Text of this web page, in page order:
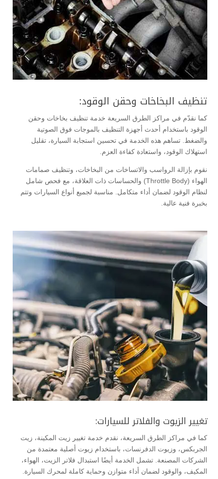
تنظيف البخاخات وحقن الوقود:
كما نقدّم في مراكز الطرق السريعة خدمة تنظيف بخاخات وحقن
الوقود باستخدام أحدث أجهزة التنظيف بالموجات فوق الصوتية
والضغط. تساهم هذه الخدمة في تحسين استجابة السيارة، تقليل
استهلاك الوقود، واستعادة كفاءة العزم.
نقوم بإزالة الرواسب والاتساخات من البخاخات، وتنظيف صمامات
الهواء (Throttle Body) والحساسات ذات العلاقة، مع فحص شامل
لنظام الوقود لضمان أداء متكامل. مناسبة لجميع أنواع السيارات وتتم
بخبرة فنية عالية.
تغيير الزيوت والفلاتر للسيارات:
كما في مراكز الطرق السريعة، نقدم خدمة تغيير زيت المكينة، زيت
الجربكس، وزيوت الدفرنسات، باستخدام زيوت أصلية معتمدة من
الشركات المصنعة. تشمل الخدمة أيضًا استبدال فلاتر الزيت، الهواء،
المكيف، والوقود لضمان أداء متوازن وحماية كاملة لمحرك السيارة.